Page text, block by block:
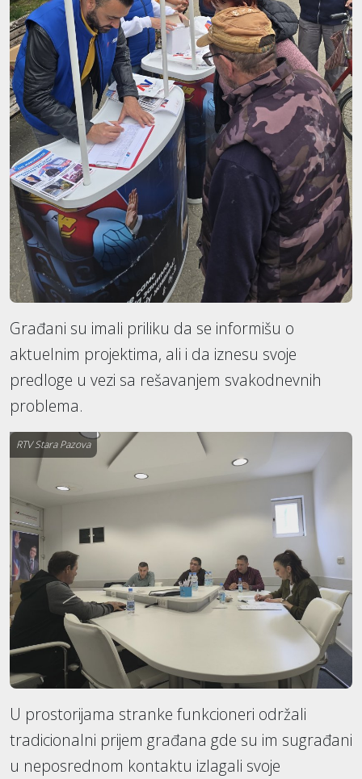
Građani su imali priliku da se informišu o
aktuelnim projektima, ali i da iznesu svoje
predloge u vezi sa rešavanjem svakodnevnih
problema.
RTV Stara Pazova
U prostorijama stranke funkcioneri održali
tradicionalni prijem građana gde su im sugrađani
u neposrednom kontaktu izlagali svoje